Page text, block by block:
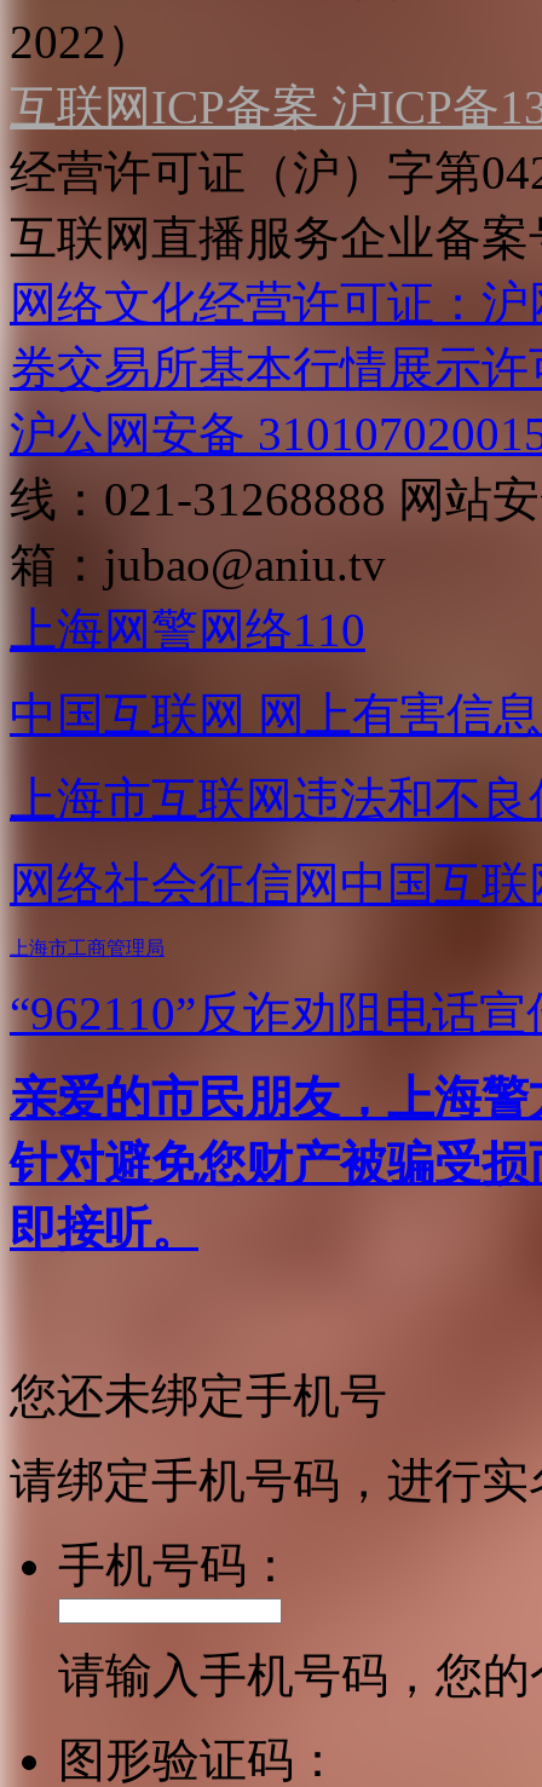
2022）
互联网ICP备案 沪ICP备
经营许可证（沪）字第
互联网直播服务企业备案
网络文化经营许可证：
券交易所基本行情展示许
沪公网安备
线：021-31268888 网站
箱： jubao@aniu.tv
上海网警网络110
中国互联网 网上有害信
上海市互联网违法和不
网络社会征信网 中国互
上海市工商管理局
“962110”反诈劝阻电话宣
亲爱的市民朋友，上海
针对避免您财产被骗受
即接听。
您还未绑定手机号
请绑定手机号码，进行
手机号码：
请输入手机号码，您
图形验证码：